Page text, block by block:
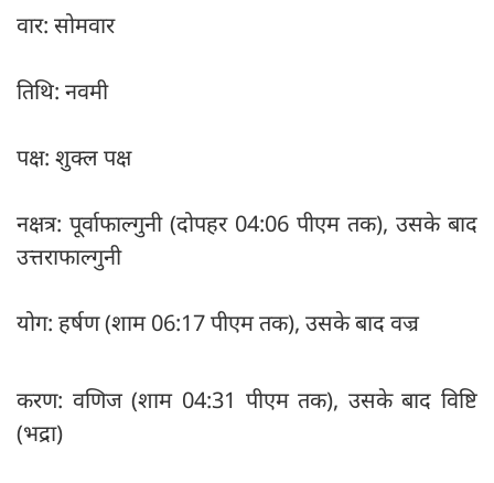
वार: सोमवार
तिथि: नवमी
पक्ष: शुक्ल पक्ष
नक्षत्र: पूर्वाफाल्गुनी (दोपहर 04:06 पीएम तक), उसके बाद
उत्तराफाल्गुनी
योग: हर्षण (शाम 06:17 पीएम तक), उसके बाद वज्र
करण: वणिज (शाम 04:31 पीएम तक), उसके बाद विष्टि
(भद्रा)